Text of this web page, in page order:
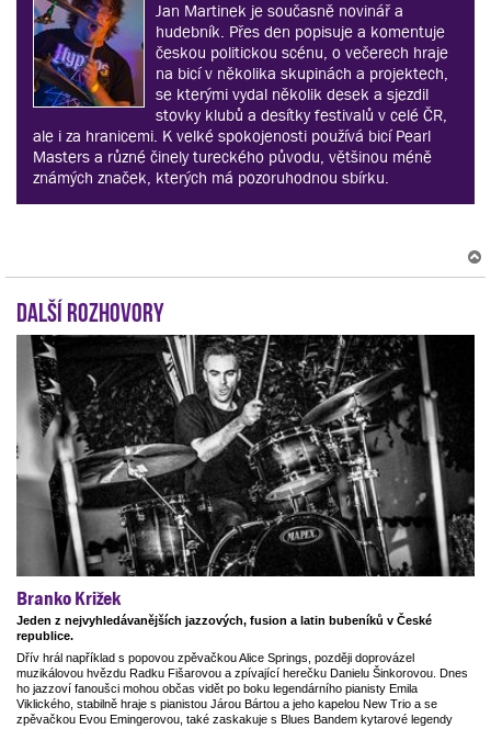
Jan Martinek je současně novinář a
hudebník. Přes den popisuje a komentuje
českou politickou scénu, o večerech hraje
na bicí v několika skupinách a projektech,
se kterými vydal několik desek a sjezdil
stovky klubů a desítky festivalů v celé ČR,
ale i za hranicemi. K velké spokojenosti používá bicí Pearl
Masters a různé činely tureckého původu, většinou méně
známých značek, kterých má pozoruhodnou sbírku.
Další rozhovory
Branko Križek
Jeden z nejvyhledávanějších jazzových, fusion a latin bubeníků v České
republice.
Dřív hrál například s popovou zpěvačkou Alice Springs, později doprovázel
muzikálovou hvězdu Radku Fišarovou a zpívající herečku Danielu Šinkorovou. Dnes
ho jazzoví fanoušci mohou občas vidět po boku legendárního pianisty Emila
Viklického, stabilně hraje s pianistou Járou Bártou a jeho kapelou New Trio a se
zpěvačkou Evou Emingerovou, také zaskakuje s Blues Bandem kytarové legendy